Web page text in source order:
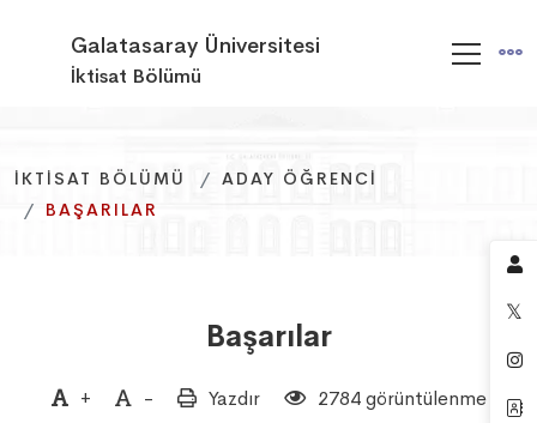
Galatasaray Üniversitesi
İktisat Bölümü
İKTISAT BÖLÜMÜ
ADAY ÖĞRENCI
BAŞARILAR
İKTISAT BÖLÜMÜ
ADAY ÖĞRENCI
BAŞARILAR
İKTISAT BÖLÜMÜ
ADAY ÖĞRENCI
BAŞARILAR
Başarılar
+ - Yazdır 2784 görüntülenme